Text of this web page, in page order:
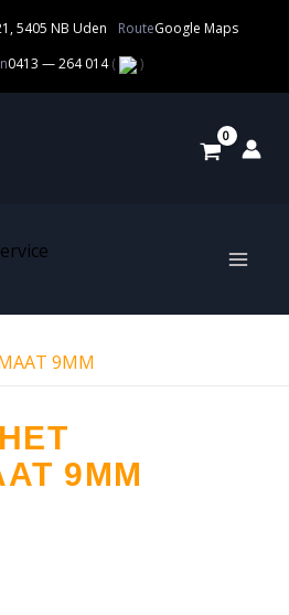
5405 NB Uden RouteGoogle Maps
0413 — 264 014( )
9MM
9MM